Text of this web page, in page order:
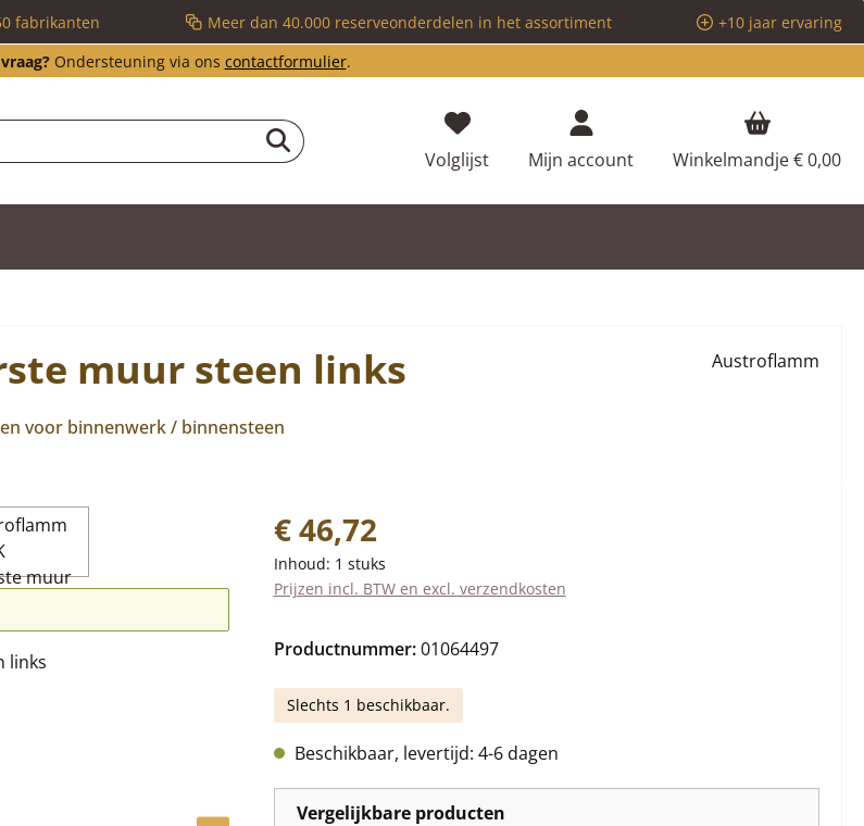
fabrikanten Meer dan 40.000 reserveonderdelen in het assortiment
+10 jaar ervaring
Ondersteuning via ons contactformulier.
VolglijstJe hebt 0 items op je verlanglijstje
Mijn account Winkelmandje€ 0,00
muur steen links
voor binnenwerk / binnensteen
Austroflamm
Normale prijs:
€ 46,72
Inhoud: 1 stuks
Prijzen incl. BTW en excl. verzendkosten
Productnummer:01064497
Slechts 1 beschikbaar.
Beschikbaar, levertijd: 4-6 dagen
Vergelijkbare producten